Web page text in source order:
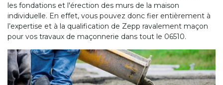
les fondations et l'érection des murs de la maison
individuelle. En effet, vous pouvez donc fier entièrement à
l’expertise et à la qualification de Zepp ravalement maçon
pour vos travaux de maçonnerie dans tout le 06510.